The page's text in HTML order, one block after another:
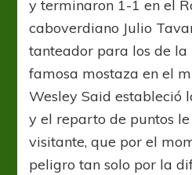
y terminaron 1-1 en el
caboverdiano Julio
tanteador para los de la
famosa mostaza en el
Wesley Said estableció
y el reparto de puntos
visitante, que por el
peligro tan solo por la